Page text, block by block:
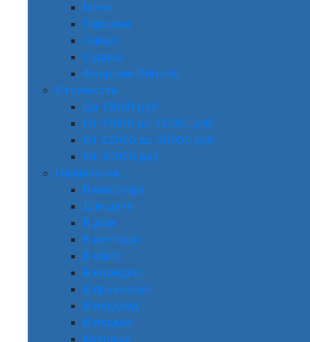
Меги
Персона
Снедо
Сударь
Феррони (Ferroni)
Стоимость
До 13000 руб
От 13000 до 22000 руб
От 22000 до 30000 руб
От 30000 руб
Назначение
В квартиру
Для дачи
В дом
В коттедж
В офис
В коридор
В прихожую
В подъезд
В подвал
Кодовые